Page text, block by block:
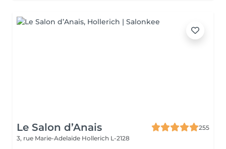
Le Salon d’Anais
255
3, rue Marie-Adelaïde Hollerich L-2128